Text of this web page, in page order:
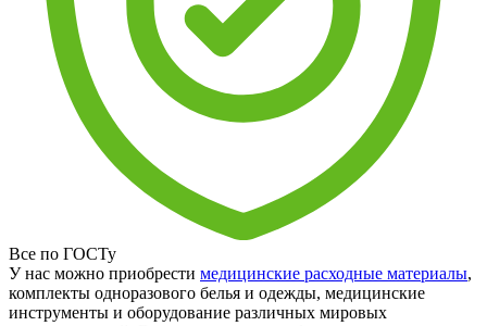
Все по ГОСТу
У нас можно приобрести медицинские расходные материалы,
комплекты одноразового белья и одежды, медицинские
инструменты и оборудование различных мировых